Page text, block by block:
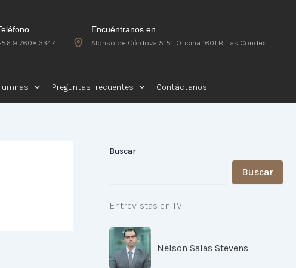
9 7608 3347
Encuéntranos en
Alonso de Córdova 5151, Oficina 1601 B, Las Condes.
Preguntas frecuentes Contáctanos
Buscar
Buscar
Entrevistas en TV
Nelson Salas Stevens